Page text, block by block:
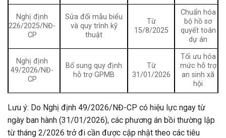
Nghị định
226/2025/NĐ-
CP
Sửa đổi mẫu biểu
và quy trình kỹ
thuật
Từ
15/8/2025
Chuẩn hóa
bộ hồ sơ
quyết toán
dự án
Nghị định
49/2026/NĐ-
CP
Bổ sung quy định
hỗ trợ GPMB
Từ
31/01/2026
Tối ưu hóa
mức hỗ trợ
an sinh xã
hội
Lưu ý: Do Nghị định 49/2026/NĐ-CP có hiệu lực ngay từ
ngày ban hành (31/01/2026), các phương án bồi thường lập
từ tháng 2/2026 trở đi cần được cập nhật theo các tiêu